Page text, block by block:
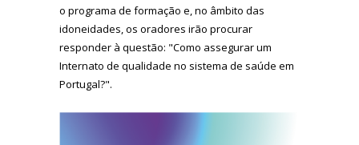
o programa de formação e, no âmbito das
idoneidades, os oradores irão procurar
responder à questão: "Como assegurar um
Internato de qualidade no sistema de saúde em
Portugal?".